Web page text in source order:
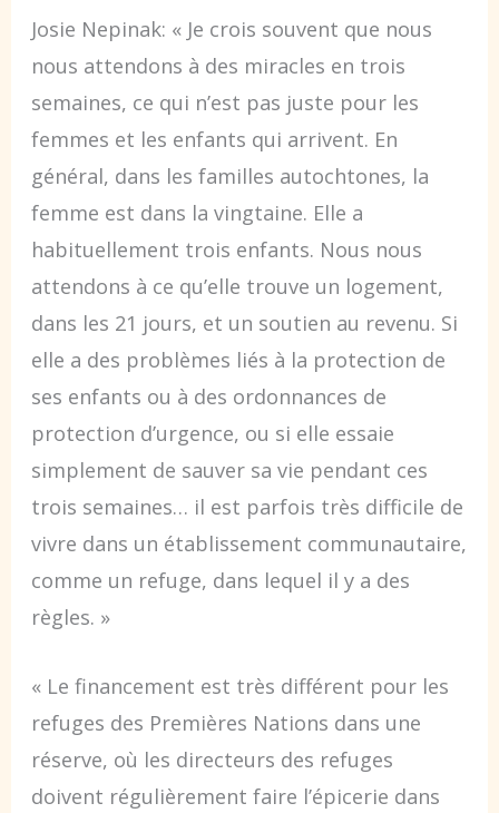
Josie Nepinak: « Je crois souvent que nous
nous attendons à des miracles en trois
semaines, ce qui n’est pas juste pour les
femmes et les enfants qui arrivent. En
général, dans les familles autochtones, la
femme est dans la vingtaine. Elle a
habituellement trois enfants. Nous nous
attendons à ce qu’elle trouve un logement,
dans les 21 jours, et un soutien au revenu. Si
elle a des problèmes liés à la protection de
ses enfants ou à des ordonnances de
protection d’urgence, ou si elle essaie
simplement de sauver sa vie pendant ces
trois semaines… il est parfois très difficile de
vivre dans un établissement communautaire,
comme un refuge, dans lequel il y a des
règles. »
« Le financement est très différent pour les
refuges des Premières Nations dans une
réserve, où les directeurs des refuges
doivent régulièrement faire l’épicerie dans